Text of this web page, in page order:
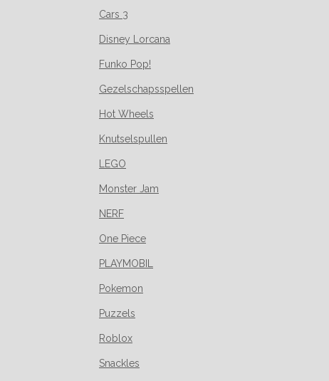
Cars 3
Disney Lorcana
Funko Pop!
Gezelschapsspellen
Hot Wheels
Knutselspullen
LEGO
Monster Jam
NERF
One Piece
PLAYMOBIL
Pokemon
Puzzels
Roblox
Snackles